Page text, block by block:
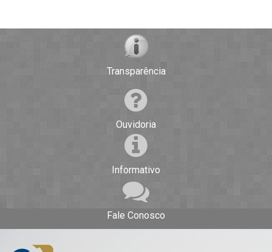
Transparência
Ouvidoria
Informativo
Fale Conosco